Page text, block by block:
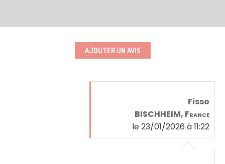
AJOUTER UN AVIS
Fisso
BISCHHEIM, France
le 23/01/2026 à 11:22